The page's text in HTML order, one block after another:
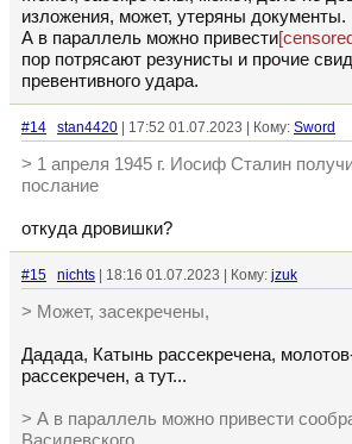
изложения, может, утеряны документы.
А в параллель можно привести
пор потрясают резунисты и прочие
превентивного удара.
#14 stan4420 | 17:52 01.07.2023 | Кому: Sword
> 1 апреля 1945 г. Иосиф Сталин
послание
откуда дровишки?
#15 nichts | 18:16 01.07.2023 | Кому: jzuk
> Может, засекречены,
Дадада, Катынь рассекречена,
рассекречен, а тут...
> А в параллель можно привести